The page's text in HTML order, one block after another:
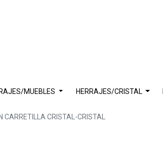
MUEBLES HERRAJES/CRISTAL
CARRETILLA CRISTAL-CRISTAL